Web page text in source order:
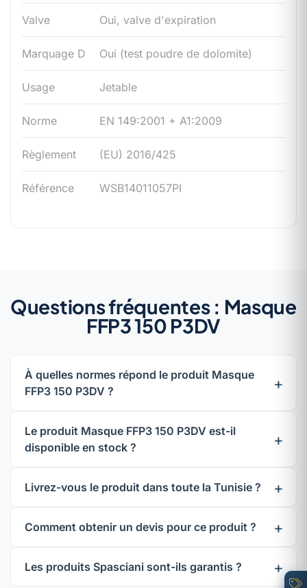
Valve Oui, valve d'expiration
Marquage D Oui (test poudre de dolomite)
Usage Jetable
Norme EN 149:2001 + A1:2009
Règlement (EU) 2016/425
Référence WSB14011057PI
Questions fréquentes : Masque
FFP3 150 P3DV
À quelles normes répond le produit Masque
FFP3 150 P3DV ?
Le produit Masque FFP3 150 P3DV est-il
disponible en stock ?
Livrez-vous le produit dans toute la Tunisie ?
Comment obtenir un devis pour ce produit ?
Les produits Spasciani sont-ils garantis ?